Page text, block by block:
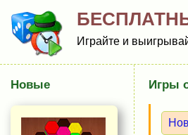
Играйте и
Игры
Новые